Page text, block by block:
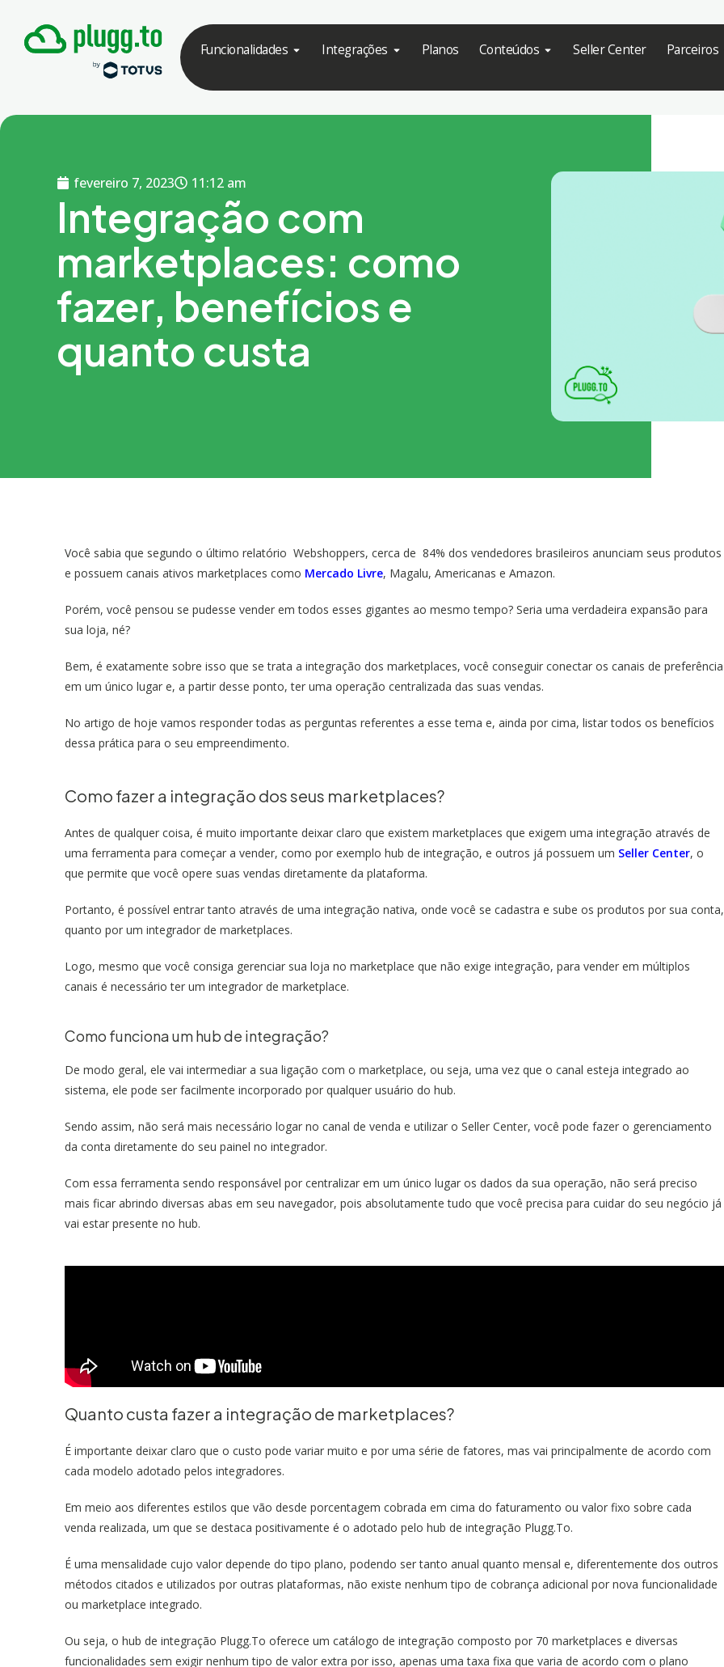
Funcionalidades Integrações Planos Conteúdos Seller Center Parceiros
fevereiro 7, 2023 11:12 am
Integração com
marketplaces: como
fazer, benefícios e
quanto custa
Você sabia que segundo o último relatório Webshoppers, cerca de 84% dos vendedores brasileiros anunciam seus produtos
e possuem canais ativos marketplaces como Mercado Livre, Magalu, Americanas e Amazon.
Porém, você pensou se pudesse vender em todos esses gigantes ao mesmo tempo? Seria uma verdadeira expansão para
sua loja, né?
Bem, é exatamente sobre isso que se trata a integração dos marketplaces, você conseguir conectar os canais de preferência
em um único lugar e, a partir desse ponto, ter uma operação centralizada das suas vendas.
No artigo de hoje vamos responder todas as perguntas referentes a esse tema e, ainda por cima, listar todos os benefícios
dessa prática para o seu empreendimento.
Como fazer a integração dos seus marketplaces?
Antes de qualquer coisa, é muito importante deixar claro que existem marketplaces que exigem uma integração através de
uma ferramenta para começar a vender, como por exemplo hub de integração, e outros já possuem um Seller Center, o
que permite que você opere suas vendas diretamente da plataforma.
Portanto, é possível entrar tanto através de uma integração nativa, onde você se cadastra e sube os produtos por sua conta,
quanto por um integrador de marketplaces.
Logo, mesmo que você consiga gerenciar sua loja no marketplace que não exige integração, para vender em múltiplos
canais é necessário ter um integrador de marketplace.
Como funciona um hub de integração?
De modo geral, ele vai intermediar a sua ligação com o marketplace, ou seja, uma vez que o canal esteja integrado ao
sistema, ele pode ser facilmente incorporado por qualquer usuário do hub.
Sendo assim, não será mais necessário logar no canal de venda e utilizar o Seller Center, você pode fazer o gerenciamento
da conta diretamente do seu painel no integrador.
Com essa ferramenta sendo responsável por centralizar em um único lugar os dados da sua operação, não será preciso
mais ficar abrindo diversas abas em seu navegador, pois absolutamente tudo que você precisa para cuidar do seu negócio já
vai estar presente no hub.
Quanto custa fazer a integração de marketplaces?
É importante deixar claro que o custo pode variar muito e por uma série de fatores, mas vai principalmente de acordo com
cada modelo adotado pelos integradores.
Em meio aos diferentes estilos que vão desde porcentagem cobrada em cima do faturamento ou valor fixo sobre cada
venda realizada, um que se destaca positivamente é o adotado pelo hub de integração Plugg.To.
É uma mensalidade cujo valor depende do tipo plano, podendo ser tanto anual quanto mensal e, diferentemente dos outros
métodos citados e utilizados por outras plataformas, não existe nenhum tipo de cobrança adicional por nova funcionalidade
ou marketplace integrado.
Ou seja, o hub de integração Plugg.To oferece um catálogo de integração composto por 70 marketplaces e diversas
funcionalidades sem exigir nenhum tipo de valor extra por isso, apenas uma taxa fixa que varia de acordo com o plano